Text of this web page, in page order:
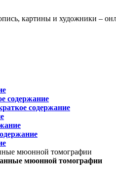
содержание
содержание
мюонной томографии